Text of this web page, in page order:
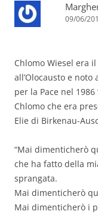
09/06/
Chlomo Wiesel era
all’Olocausto e
per la Pace nel
Chlomo che era
Elie di Birkenau-
“Mai dimenticherò
che ha fatto della
sprangata.
Mai dimenticherò
Mai dimenticherò i